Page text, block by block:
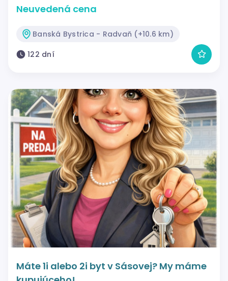
Neuvedená cena
Banská Bystrica - Radvaň (+10.6 km)
122 dní
Máte 1i alebo 2i byt v Sásovej? My máme